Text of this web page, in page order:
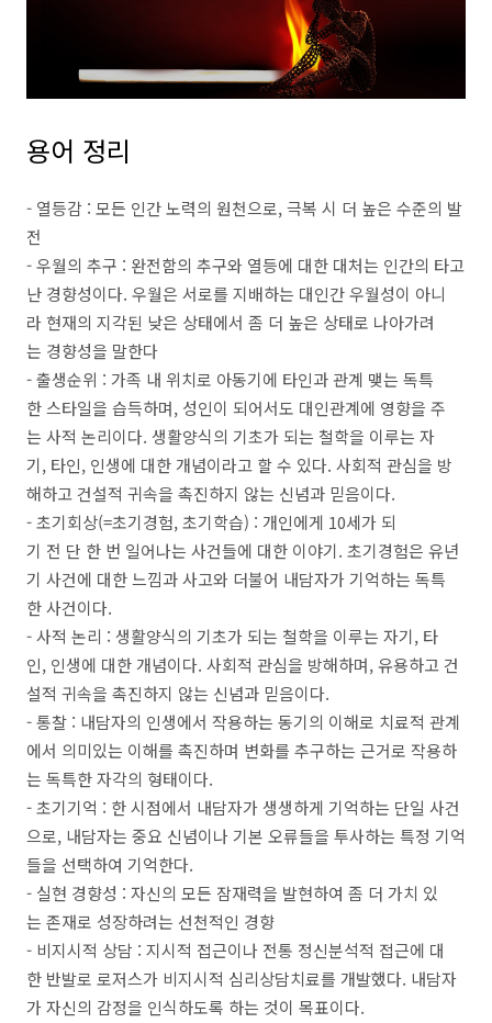
용어 정리
- 열등감 : 모든 인간 노력의 원천으로, 극복 시 더 높은 수준의 발
전
- 우월의 추구 : 완전함의 추구와 열등에 대한 대처는 인간의 타고
난 경향성이다. 우월은 서로를 지배하는 대인간 우월성이 아니
라 현재의 지각된 낮은 상태에서 좀 더 높은 상태로 나아가려
는 경향성을 말한다
- 출생순위 : 가족 내 위치로 아동기에 타인과 관계 맺는 독특
한 스타일을 습득하며, 성인이 되어서도 대인관계에 영향을 주
는 사적 논리이다. 생활양식의 기초가 되는 철학을 이루는 자
기, 타인, 인생에 대한 개념이라고 할 수 있다. 사회적 관심을 방
해하고 건설적 귀속을 촉진하지 않는 신념과 믿음이다.
- 초기회상(=초기경험, 초기학습) : ​개인에게 10세가 되
기 전 단 한 번 일어나는 사건들에 대한 이야기. 초기경험은 유년
기 사건에 대한 느낌과 사고와 더불어 내담자가 기억하는 독특
한 사건이다.
- 사적 논리 : 생활양식의 기초가 되는 철학을 이루는 자기, 타
인, 인생에 대한 개념이다. 사회적 관심을 방해하며, 유용하고 건
설적 귀속을 촉진하지 않는 신념과 믿음이다.
- 통찰 : 내담자의 인생에서 작용하는 동기의 이해로 치료적 관계
에서 의미있는 이해를 촉진하며 변화를 추구하는 근거로 작용하
는 독특한 자각의 형태이다.
- 초기기억 : 한 시점에서 내담자가 생생하게 기억하는 단일 사건
으로, 내담자는 중요 신념이나 기본 오류들을 투사하는 특정 기억
들을 선택하여 기억한다.
- 실현 경향성 : 자신의 모든 잠재력을 발현하여 좀 더 가치 있
는 존재로 성장하려는 선천적인 경향
- 비지시적 상담 : 지시적 접근이나 전통 정신분석적 접근에 대
한 반발로 로저스가 비지시적 심리상담치료를 개발했다. 내담자
가 자신의 감정을 인식하도록 하는 것이 목표이다.